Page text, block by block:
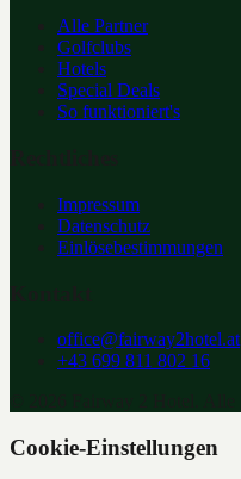
Alle Partner
Golfclubs
Hotels
Special Deals
So funktioniert's
Impressum
Datenschutz
Einlösebestimmungen
office@fairway2hotel.at
+43 699 811 802 16
Cookie-Einstellungen